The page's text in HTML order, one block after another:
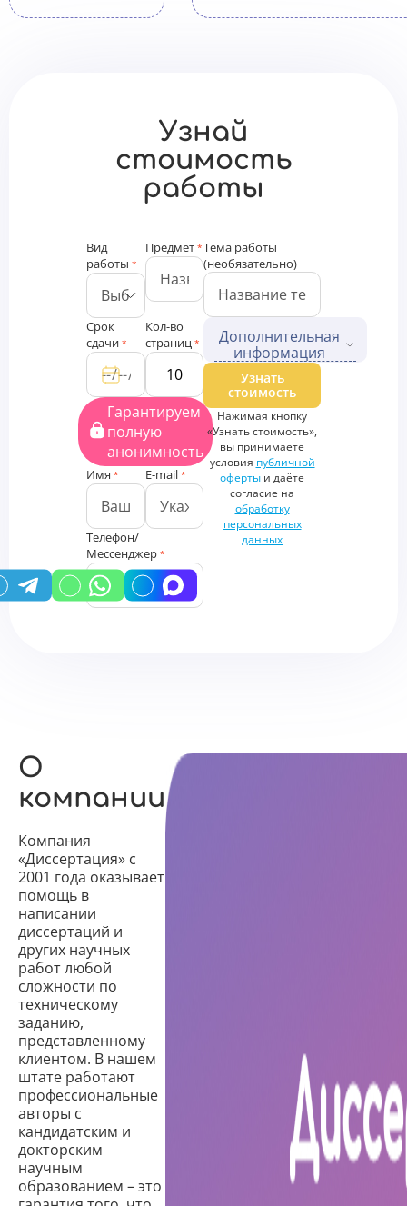
Узнай
стоимость
работы
Вид
работы *
Предмет *
Срок
сдачи *
Кол-во
страниц *
Гарантируем
полную
анонимность
Имя * E-mail *
Телефон/
Мессенджер *
Тема работы
(необязательно)
Дополнительная
информация
Дополнительные файлы
Загрузить
файлы
Дополнительная
информация
Узнать
стоимость
Нажимая кнопку
«Узнать стоимость»,
вы принимаете
условия публичной
оферты и даёте
согласие на
обработку
персональных
данных
О
компании
Компания
«Диссертация» с
2001 года оказывает
помощь в
написании
диссертаций и
других научных
работ любой
сложности по
техническому
заданию,
представленному
клиентом. В нашем
штате работают
профессиональные
авторы с
кандидатским и
докторским
научным
образованием – это